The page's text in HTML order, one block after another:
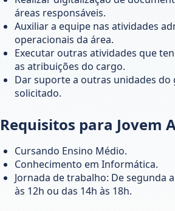
áreas responsáveis.
Auxiliar a equipe nas atividades
operacionais da área.
Executar outras atividades que
as atribuições do cargo.
Dar suporte a outras unidades do
solicitado.
Requisitos para Jovem
Cursando Ensino Médio.
Conhecimento em Informática.
Jornada de trabalho: De segunda
às 12h ou das 14h às 18h.